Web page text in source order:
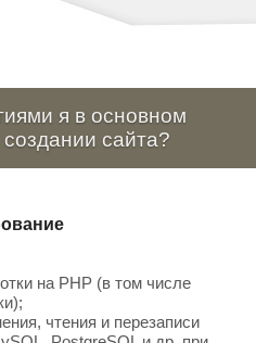
я в основном
сайта?
на PHP (в том числе
чтения и перезаписи